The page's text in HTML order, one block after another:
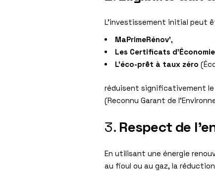
L’investissement initial peut
MaPrimeRénov’,
Les Certificats
L’éco-prêt à taux zéro
réduisent significativement le
(Reconnu Garant de
3. Respect de
En utilisant une énergie
au fioul ou au gaz, la